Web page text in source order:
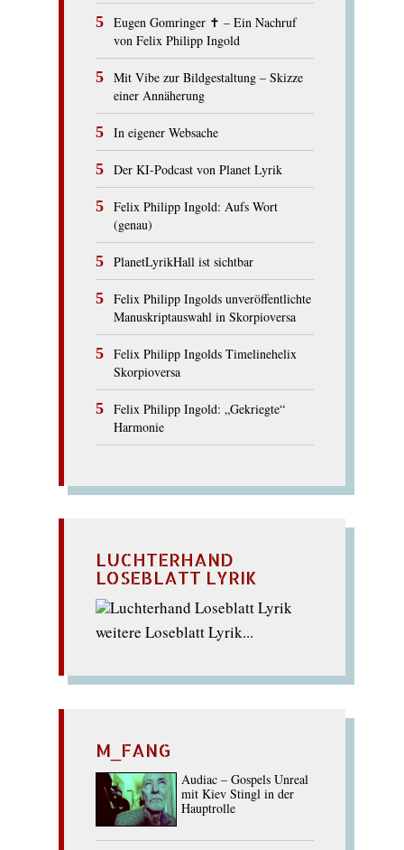
Eugen Gomringer ✝︎ – Ein Nachruf
von Felix Philipp Ingold
Mit Vibe zur Bildgestaltung – Skizze
einer Annäherung
In eigener Websache
Der KI-Podcast von Planet Lyrik
Felix Philipp Ingold: Aufs Wort
(genau)
PlanetLyrikHall ist sichtbar
Felix Philipp Ingolds unveröffentlichte
Manuskriptauswahl in Skorpioversa
Felix Philipp Ingolds Timelinehelix
Skorpioversa
Felix Philipp Ingold: „Gekriegte“
Harmonie
LUCHTERHAND
LOSEBLATT LYRIK
weitere Loseblatt Lyrik...
M_FANG
Audiac – Gospels Unreal
mit Kiev Stingl in der
Hauptrolle